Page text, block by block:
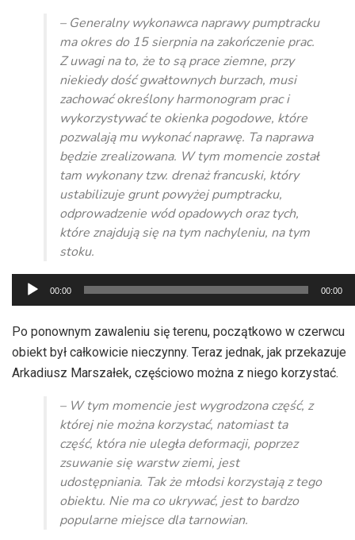
– Generalny wykonawca naprawy pumptracku
ma okres do 15 sierpnia na zakończenie prac.
Z uwagi na to, że to są prace ziemne, przy
niekiedy dość gwałtownych burzach, musi
zachować określony harmonogram prac i
wykorzystywać te okienka pogodowe, które
pozwalają mu wykonać naprawę. Ta naprawa
będzie zrealizowana. W tym momencie został
tam wykonany tzw. drenaż francuski, który
ustabilizuje grunt powyżej pumptracku,
odprowadzenie wód opadowych oraz tych,
które znajdują się na tym nachyleniu, na tym
stoku.
Odtwarzacz
plików
dźwiękowych
00:00 00:00
Po ponownym zawaleniu się terenu, początkowo w czerwcu
obiekt był całkowicie nieczynny. Teraz jednak, jak przekazuje
Arkadiusz Marszałek, częściowo można z niego korzystać.
– W tym momencie jest wygrodzona część, z
której nie można korzystać, natomiast ta
część, która nie uległa deformacji, poprzez
zsuwanie się warstw ziemi, jest
udostępniania. Tak że młodsi korzystają z tego
obiektu. Nie ma co ukrywać, jest to bardzo
popularne miejsce dla tarnowian.